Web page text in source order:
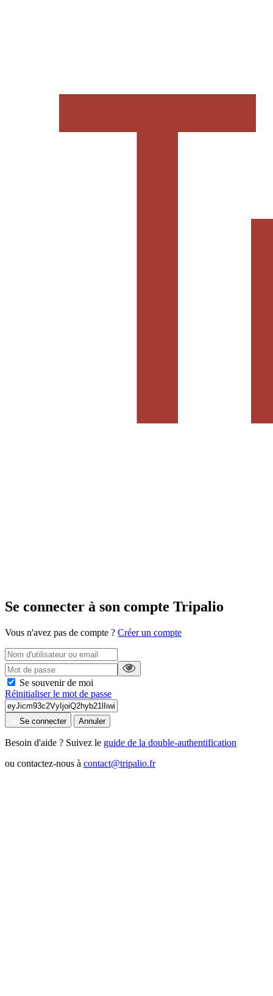
Se connecter à son compte Tripalio
Vous n'avez pas de compte ? Créer un compte
Se souvenir de moi
Réinitialiser le mot de passe
Se connecter Annuler
Besoin d'aide ? Suivez le guide de la double-authentification
ou contactez-nous à contact@tripalio.fr